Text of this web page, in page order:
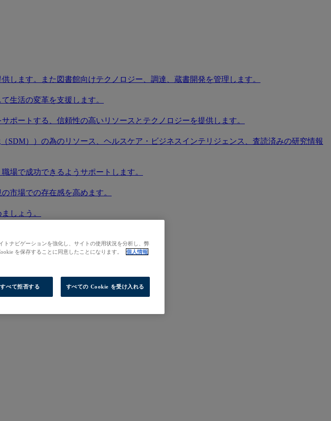
します。また図書館向けテクノロジー、調達、蔵書開発を管理します。
生活の変革を支援します。
ポートする、信頼性の高いリソースとテクノロジーを提供します。
SDM））の為のリソース、ヘルスケア・ビジネスインテリジェンス、査読済みの研究情報
場で成功できるようサポートします。
市場での存在感を高めます。
しょう。
トナビゲーションを強化し、サイトの使用状況を分析し、弊
を保存することに同意したことになります。
個人情報
すべて拒否する すべての Cookie を受け入れる